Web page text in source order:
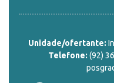
INSCRIÇÃO E
Unidade/ofertante:
Telefone: (92)